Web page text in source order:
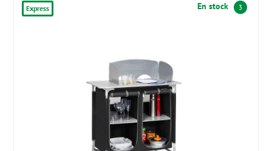
Express En stock 3